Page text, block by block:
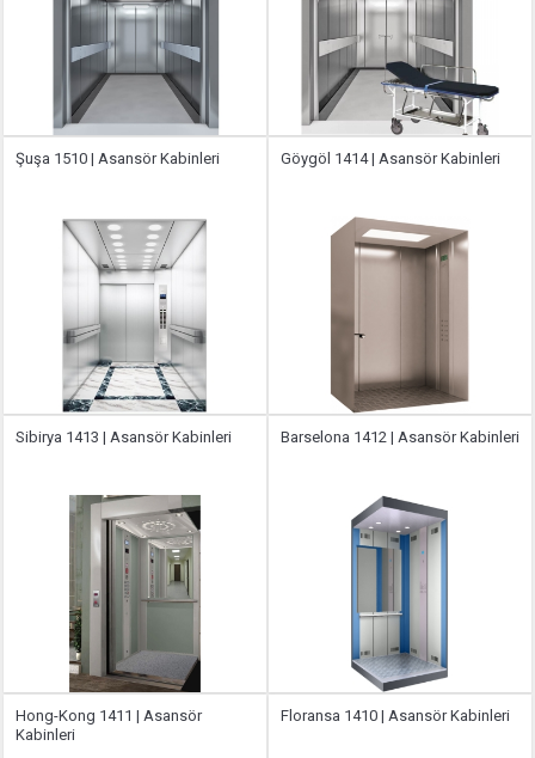
Şuşa 1510 | Asansör Kabinleri Göygöl 1414 | Asansör Kabinleri
Sibirya 1413 | Asansör Kabinleri Barselona 1412 | Asansör Kabinleri
Hong-Kong 1411 | Asansör
Kabinleri
Floransa 1410 | Asansör Kabinleri